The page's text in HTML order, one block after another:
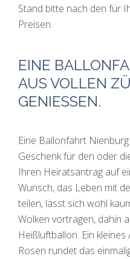
Stand bitte nach den für
Preisen.
EINE
AUS VOLLEN
GENIESSEN.
Eine Ballonfahrt
Geschenk für den oder
Ihren Heiratsantrag auf
Wunsch, das Leben mit
teilen, lässt sich wohl
Wolken vortragen, dahin
Heißluftballon. Ein
Rosen rundet das